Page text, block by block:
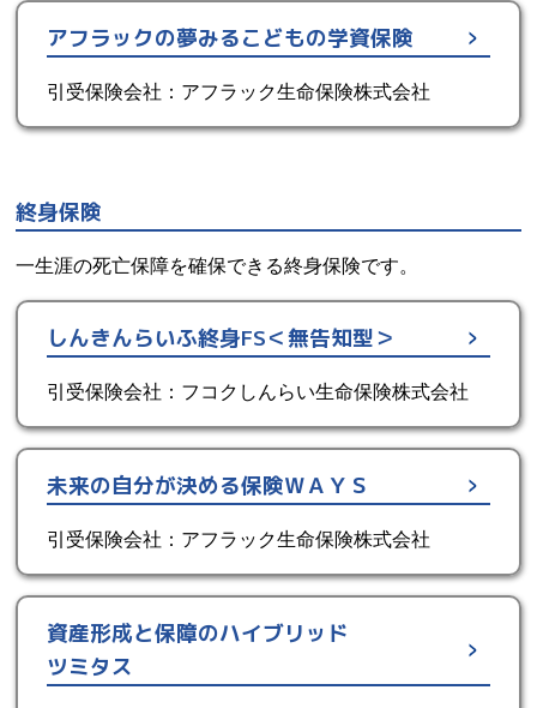
アフラックの夢みるこどもの学資保険
引受保険会社：アフラック生命保険株式会社
終身保険
一生涯の死亡保障を確保できる終身保険です。
しんきんらいふ終身FS＜無告知型＞
引受保険会社：フコクしんらい生命保険株式会社
未来の自分が決める保険ＷＡＹＳ
引受保険会社：アフラック生命保険株式会社
資産形成と保障のハイブリッド
ツミタス